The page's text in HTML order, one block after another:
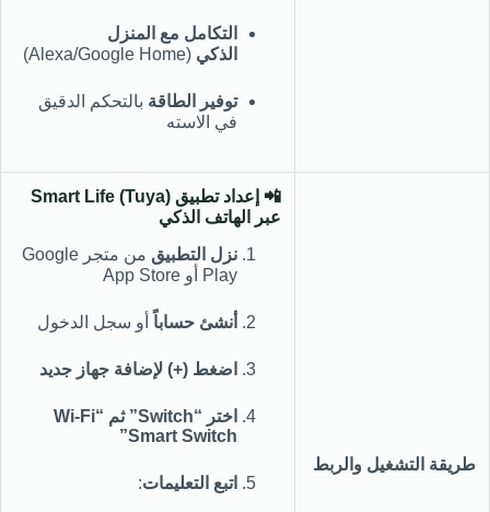
التكامل مع المنزل
الذكي (Alexa/Google Home)
توفير الطاقة بالتحكم الدقيق
في الاسته
طريقة التشغيل والربط
📲 إعداد تطبيق Smart Life (Tuya)
عبر الهاتف الذكي
نزل التطبيق
من متجر Google
Play أو App Store
أنشئ حساباً أو سجل الدخول
اضغط (+) لإضافة جهاز جديد
اختر “Switch” ثم “Wi-Fi
Smart Switch”
اتبع التعليمات: